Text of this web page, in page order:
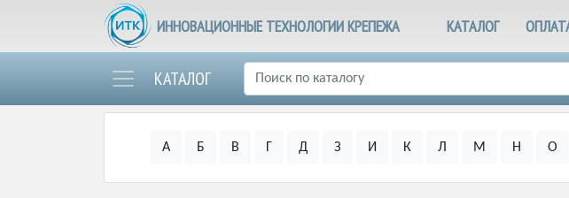
ИННОВАЦИОННЫЕ ТЕХНОЛОГИИ КРЕПЕЖА КАТАЛОГ
КАТАЛОГ
А Б В Г Д З И К Л М Н О